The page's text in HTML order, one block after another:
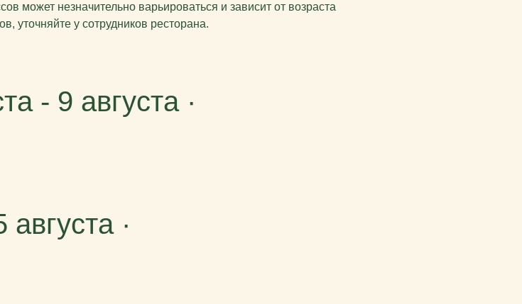
может незначительно варьироваться и зависит от возраста
уточняйте у сотрудников ресторана.
- 9 августа ·
августа ·